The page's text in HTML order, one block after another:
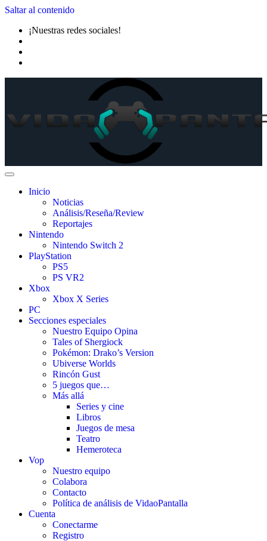
Saltar al contenido
¡Nuestras redes sociales!
Inicio
Noticias
Análisis/Reseña/Review
Reportajes
Nintendo
Nintendo Switch 2
PlayStation
PS5
PS VR2
Xbox
Xbox X Series
PC
Secciones especiales
Nuestro Equipo Opina
Tales of Shergiock
Pokémon: Drako’s Version
Ubiverse Worlds
Rincón Gust
5 juegos que…
Más allá
Series y cine
Libros
Juegos de mesa
Teatro
Hemeroteca
Vop
Nuestro equipo
Colabora
Contacto
Política de análisis de VidaoPantalla
Cuenta
Conectarme
Registro